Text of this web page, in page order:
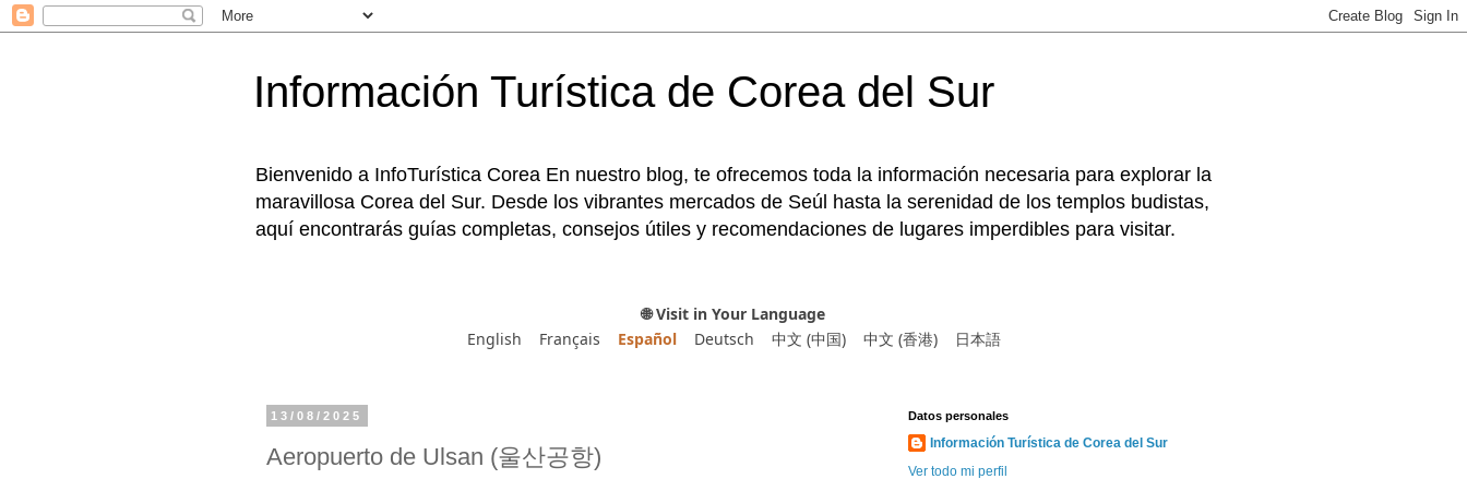
Información Turística de Corea del Sur
Bienvenido a InfoTurística Corea En nuestro blog, te ofrecemos toda la información necesaria para explorar la
maravillosa Corea del Sur. Desde los vibrantes mercados de Seúl hasta la serenidad de los templos budistas,
aquí encontrarás guías completas, consejos útiles y recomendaciones de lugares imperdibles para visitar.
🌐 Visit in Your Language
English
Français Español Deutsch 中文 (中国) 中文 (香港) 日本語
13/08/2025
Aeropuerto de Ulsan (울산공항)
Datos personales
Información Turística de Corea del Sur
Ver todo mi perfil